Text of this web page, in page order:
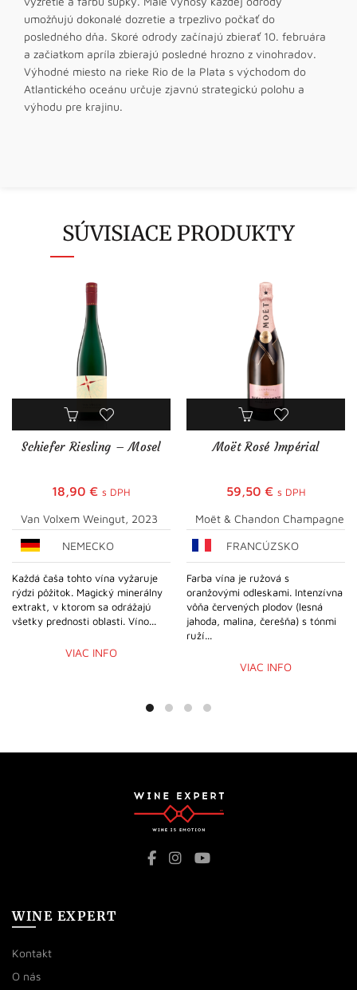
umožňujú dokonalé dozretie a trpezlivo počkať do
posledného dňa. Skoré odrody začínajú zbierať 10. februára
a začiatkom apríla zbierajú posledné hrozno z vinohradov.
Výhodné miesto na rieke Rio de la Plata s východom do
Atlantického oceánu určuje zjavnú strategickú polohu a
výhodu pre krajinu.
SÚVISIACE PRODUKTY
Schiefer Riesling – Mosel
18,90 € s DPH
Van Volxem Weingut, 2023
NEMECKO
Každá čaša tohto vína vyžaruje
rýdzi pôžitok. Magický minerálny
extrakt, v ktorom sa odrážajú
všetky prednosti oblasti. Víno...
VIAC INFO
Moët Rosé Impérial
59,50 € s DPH
Moët & Chandon Champagne
FRANCÚZSKO
Farba vína je ružová s
oranžovými odleskami. Intenzívna
vôňa červených plodov (lesná
jahoda, malina, čerešňa) s tónmi
ruží...
VIAC INFO
WINE EXPERT
Kontakt
O nás